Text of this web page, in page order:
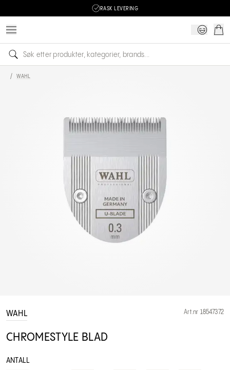
RASK LEVERING
/ WAHL
WAHL Art.nr 18547372
CHROMESTYLE BLAD
ANTALL